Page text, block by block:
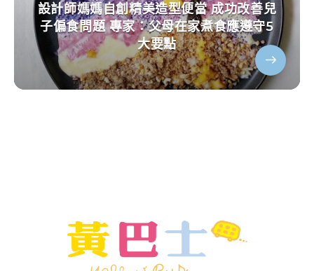
設計師媽媽自創精美造型便當 成功改善兒
子偏食問題 專家：父母在家煮食應遵守5
大要點